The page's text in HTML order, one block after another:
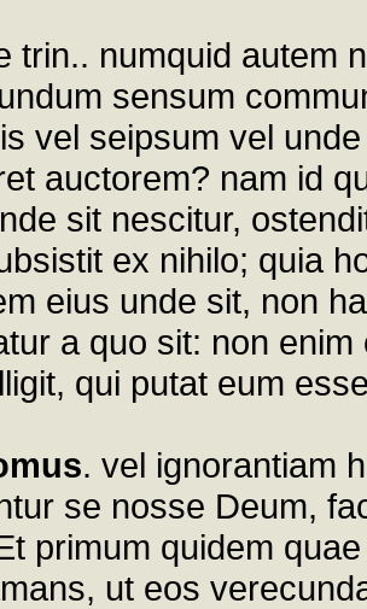
trin.. numquid autem
sensum
vel seipsum vel
auctorem? nam id
sit nescitur,
ex nihilo; quia
eius unde sit, non
a quo sit: non
qui putat eum
. vel ignorantiam
se nosse Deum,
primum quidem
ut eos